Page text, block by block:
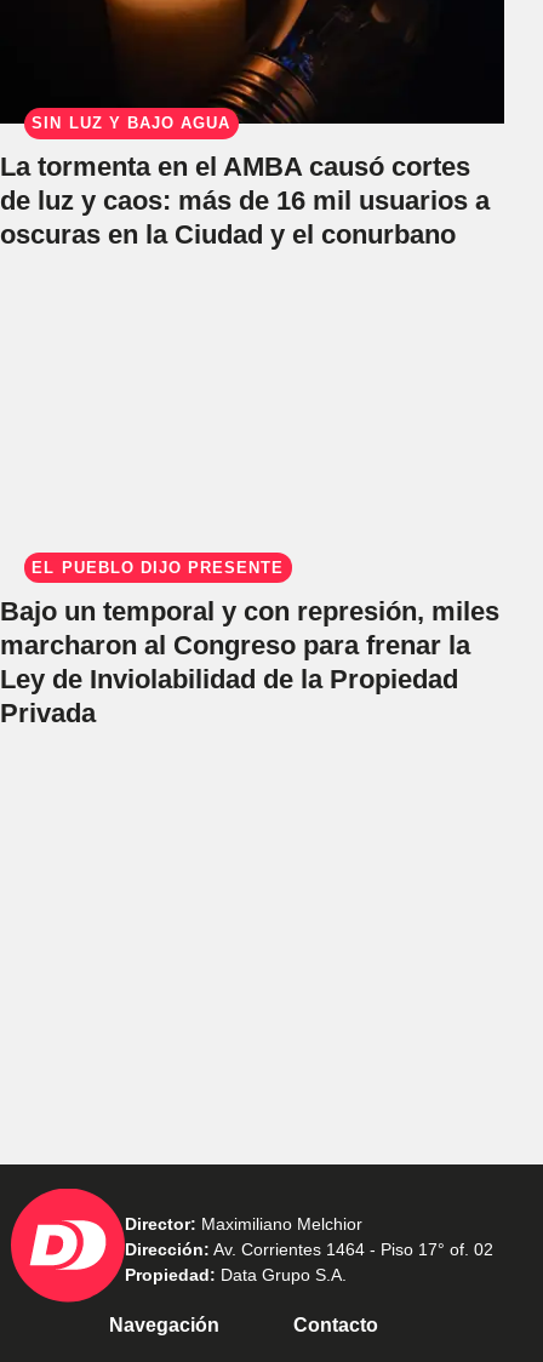
SIN LUZ Y BAJO AGUA
La tormenta en el AMBA causó cortes
de luz y caos: más de 16 mil usuarios a
oscuras en la Ciudad y el conurbano
EL PUEBLO DIJO PRESENTE
Bajo un temporal y con represión, miles
marcharon al Congreso para frenar la
Ley de Inviolabilidad de la Propiedad
Privada
Director: Maximiliano Melchior
Dirección: Av. Corrientes 1464 - Piso 17° of. 02
Propiedad: Data Grupo S.A.
Navegación Contacto